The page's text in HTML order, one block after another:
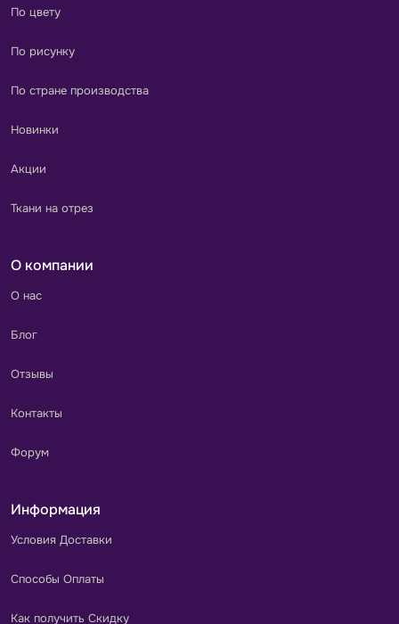
По цвету
По рисунку
По стране производства
Новинки
Акции
Ткани на отрез
О компании
О нас
Блог
Отзывы
Контакты
Форум
Информация
Условия Доставки
Способы Оплаты
Как получить Скидку